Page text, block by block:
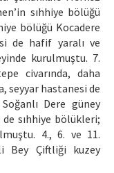
sıhhiye bölüğü
bölüğü Kocadere
de hafif yaralı ve
kurulmuştu. 7.
civarında, daha
seyyar hastanesi de
Dere güney
de sıhhiye bölükleri;
4., 6. ve 11.
Bey Çiftliği kuzey